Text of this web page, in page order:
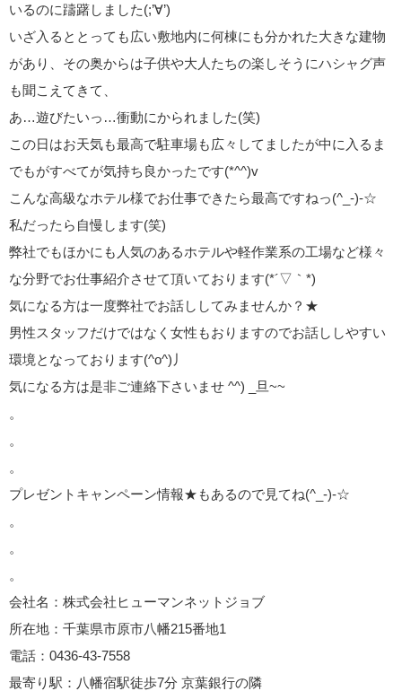
いるのに躊躇しました(;’∀’)
いざ入るととっても広い敷地内に何棟にも分かれた大きな建物
があり、その奥からは子供や大人たちの楽しそうにハシャグ声
も聞こえてきて、
あ…遊びたいっ…衝動にかられました(笑)
この日はお天気も最高で駐車場も広々してましたが中に入るま
でもがすべてが気持ち良かったです(*^^)v
こんな高級なホテル様でお仕事できたら最高ですねっ(^_-)-☆
私だったら自慢します(笑)
弊社でもほかにも人気のあるホテルや軽作業系の工場など様々
な分野でお仕事紹介させて頂いております(*´▽｀*)
気になる方は一度弊社でお話ししてみませんか？★
男性スタッフだけではなく女性もおりますのでお話ししやすい
環境となっております(^o^)丿
気になる方は是非ご連絡下さいませ ^^) _旦~~
。
。
。
プレゼントキャンペーン情報★もあるので見てね(^_-)-☆
。
。
。
会社名：株式会社ヒューマンネットジョブ
所在地：千葉県市原市八幡215番地1
電話：0436-43-7558
最寄り駅：八幡宿駅徒歩7分 京葉銀行の隣